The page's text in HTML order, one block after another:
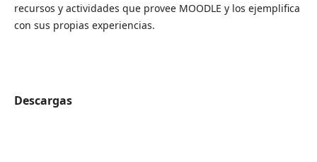
recursos y actividades que provee MOODLE y los ejemplifica
con sus propias experiencias.
Descargas